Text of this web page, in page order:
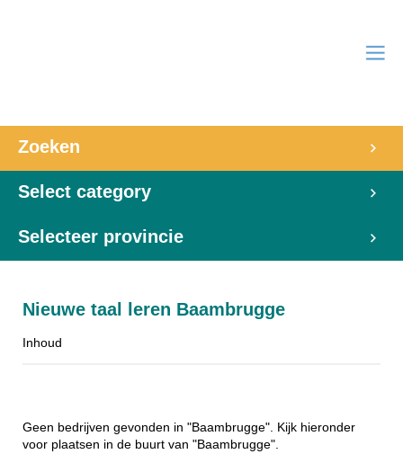
Zoeken
Select category
Selecteer provincie
Nieuwe taal leren Baambrugge
Inhoud
Geen bedrijven gevonden in "Baambrugge". Kijk hieronder
voor plaatsen in de buurt van "Baambrugge".